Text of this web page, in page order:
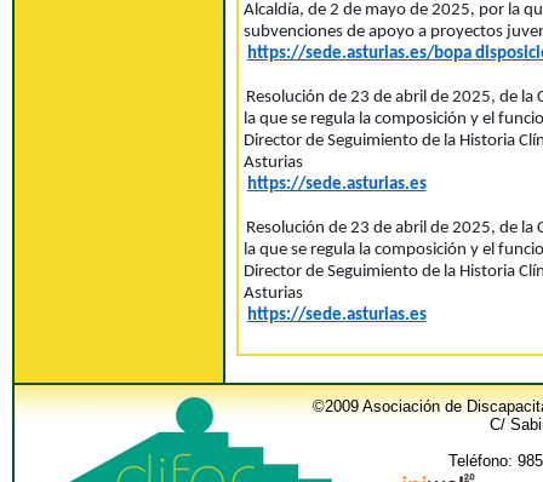
Alcaldía, de 2 de mayo de 2025, por la
subvenciones de apoyo a proyectos
https://sede.asturias.es/bopa
Resolución de 23 de abril de 2025, de la
la que se regula la composición y el
Director de Seguimiento de la Historia
Asturias
https://sede.asturias.es
Resolución de 23 de abril de 2025, de la
la que se regula la composición y el
Director de Seguimiento de la Historia
Asturias
https://sede.asturias.es
©2009 Asociación de
C/
Teléfono: